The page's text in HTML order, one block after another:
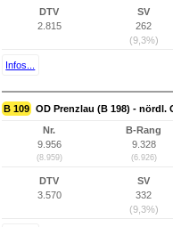
DTV
2.815
SV
262
(9,3%)
Infos...
B 109 OD Prenzlau (B 198) - nördl.
Nr.
9.956
(8.959)
B-Rang
9.328
(6.926)
DTV
3.570
SV
332
(9,3%)